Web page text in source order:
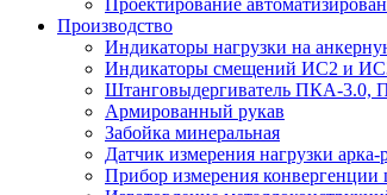
Производство
Индикаторы нагрузки на
Индикаторы смещений ИС2 и
Штанговыдергиватель ПКА-3.0,
Армированный рукав
Забойка минеральная
Датчик измерения нагрузки
Прибор измерения